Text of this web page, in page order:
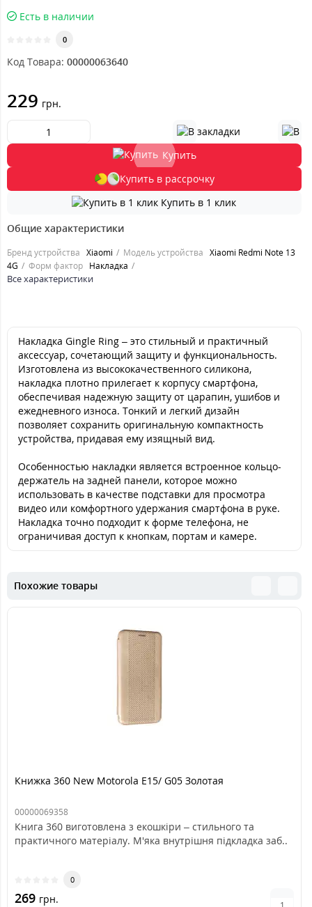
Есть в наличии
0
Код Товара: 00000063640
229 грн.
Купить
Купить в рассрочку
Купить в 1 клик
Общие характеристики
Бренд устройства Xiaomi Модель устройства Xiaomi Redmi Note 13
4G
Форм фактор Накладка
Все характеристики
Накладка Gingle Ring – это стильный и практичный
аксессуар, сочетающий защиту и функциональность.
Изготовлена из высококачественного силикона,
накладка плотно прилегает к корпусу смартфона,
обеспечивая надежную защиту от царапин, ушибов и
ежедневного износа. Тонкий и легкий дизайн
позволяет сохранить оригинальную компактность
устройства, придавая ему изящный вид.
Особенностью накладки является встроенное кольцо-
держатель на задней панели, которое можно
использовать в качестве подставки для просмотра
видео или комфортного удержания смартфона в руке.
Накладка точно подходит к форме телефона, не
ограничивая доступ к кнопкам, портам и камере.
Похожие товары
Книжка 360 New Motorola E15/ G05 Золотая
00000069358
Книга 360 виготовлена з екошкіри – стильного та
практичного матеріалу. М'яка внутрішня підкладка заб..
0
269 грн.